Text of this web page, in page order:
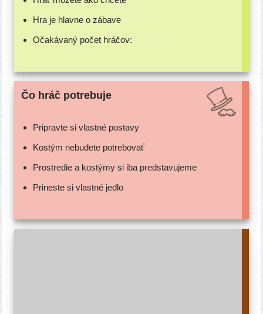
Hra je hlav­ne o zábave
Očakávaný počet hráčov:
Čo hráč potrebuje
Pripravte si vlast­né postavy
Kostým nebu­de­te potrebovať
Prostredie a kos­tý­my si iba predstavujeme
Prineste si vlast­né jedlo